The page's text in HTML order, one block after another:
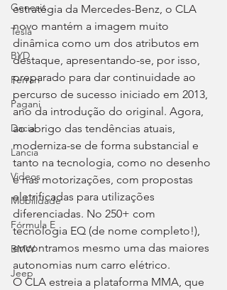
Genesis
Tesla
BYD
Ferrari
Pagani
Dacia
Lancia
Videos
Mobilidade
Fórmula E
BMW
Jeep
estratégia da Mercedes-Benz, o CLA
novo mantém a imagem muito
dinâmica como um dos atributos em
destaque, apresentando-se, por isso,
preparado para dar continuidade ao
percurso de sucesso iniciado em 2013,
ano da introdução do original. Agora,
ao abrigo das tendências atuais,
moderniza-se de forma substancial e
tanto na tecnologia, como no desenho
e nas motorizações, com propostas
eletrificadas para utilizações
diferenciadas. No 250+ com
tecnologia EQ (de nome completo!),
encontramos mesmo uma das maiores
autonomias num carro elétrico.
O CLA estreia a plataforma MMA, que